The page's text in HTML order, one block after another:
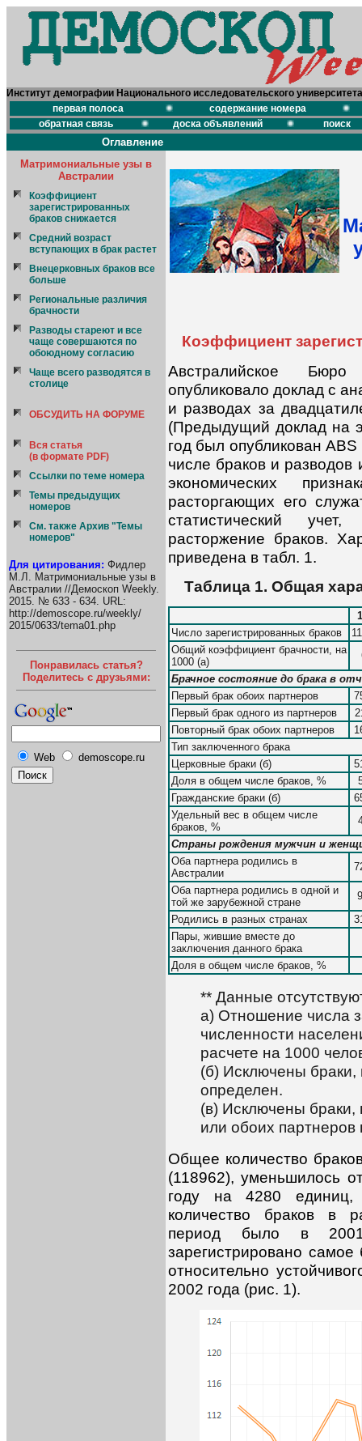
Институт демографии Национального исследовательского
первая полоса
содержание номера
обратная связь
доска объявлений поиск
Оглавление
Матримониальные узы в
Австралии
Коэффициент
зарегистрированных
браков снижается
Средний возраст
вступающих в брак растет
Внецерковных браков все
больше
Региональные различия
брачности
Разводы стареют и все
чаще совершаются по
обоюдному согласию
Чаще всего разводятся в
столице
ОБСУДИТЬ НА ФОРУМЕ
Вся статья
(в формате PDF)
Ссылки по теме номера
Темы предыдущих
номеров
См. также Архив "Темы
номеров"
Для цитирования: Фидлер
М.Л. Матримониальные узы в
Австралии //Демоскоп Weekly.
2015. № 633 - 634. URL:
http://demoscope.ru/weekly/
2015/0633/tema01.php
Понравилась статья?
Поделитесь с друзьями:
Web demoscope.ru
Коэффициент
Австралийское
опубликовало доклад с
и разводах за
(Предыдущий доклад на
год был опубликован
числе браков и
экономических
расторгающих его
статистический
расторжение браков.
приведена в табл. 1.
Таблица 1. Общая
Число зарегистрированных браков
Общий коэффициент брачности, на
1000 (а)
Брачное состояние до брака в
Первый брак обоих партнеров
Первый брак одного из партнеров
Повторный брак обоих партнеров
Тип заключенного брака
Церковные браки (б)
Доля в общем числе браков, %
Гражданские браки (б)
Удельный вес в общем числе
браков, %
Страны рождения мужчин и
Оба партнера родились в
Австралии
Оба партнера родились в одной и
той же зарубежной стране
Родились в разных странах
Пары, жившие вместе до
заключения данного брака
Доля в общем числе браков, %
** Данные
а) Отношение числа
численности
расчете на 1000
(б) Исключены браки,
определен.
(в) Исключены браки,
или обоих партнеров
Общее количество
(118962), уменьшилось
году на 4280
количество браков в
период было в
зарегистрировано
относительно
2002 года (рис. 1).